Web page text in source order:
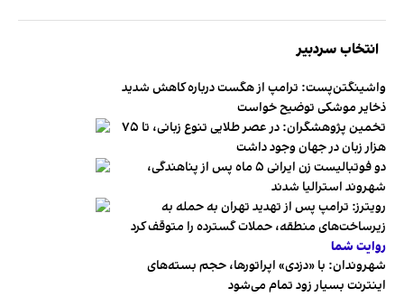
انتخاب سردبیر
واشینگتن‌پست: ترامپ از هگست درباره کاهش شدید
ذخایر موشکی توضیح خواست
تخمین پژوهشگران: در عصر طلایی تنوع زبانی، تا ۷۵
هزار زبان در جهان وجود داشت
دو فوتبالیست زن ایرانی ۵ ماه پس از پناهندگی،
شهروند استرالیا شدند
رویترز: ترامپ پس از تهدید تهران به حمله به
زیرساخت‌های منطقه، حملات گسترده را متوقف کرد
روایت شما
شهروندان:‌ با «دزدی» اپراتورها، حجم بسته‌های
اینترنت بسیار زود تمام می‌شود